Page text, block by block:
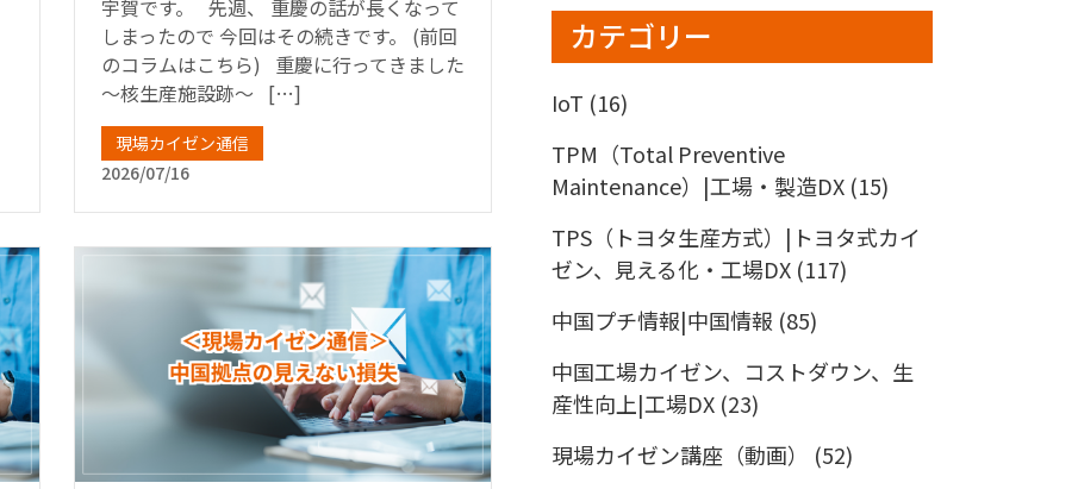
宇賀です。 先週、 重慶の話が長くなって
しまったので 今回はその続きです。 (前回
のコラムはこちら) 重慶に行ってきました
～核生産施設跡～ […]
現場カイゼン通信
2026/07/16
カテゴリー
IoT (16)
TPM（Total Preventive
Maintenance）|工場・製造DX (15)
TPS（トヨタ生産方式）|トヨタ式カイ
ゼン、見える化・工場DX (117)
中国プチ情報|中国情報 (85)
中国工場カイゼン、コストダウン、生
産性向上|工場DX (23)
現場カイゼン講座（動画） (52)